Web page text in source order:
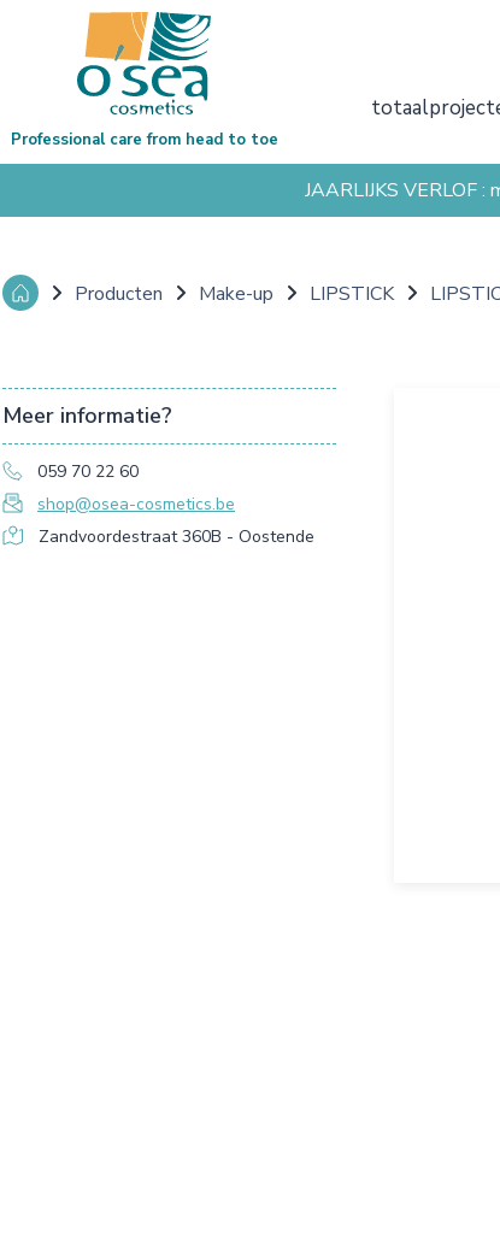
Professional care from head to toe
JAARLIJKS VERLOF
Producten Make-up LIPSTICK
Meer informatie?
059 70 22 60
shop@osea-cosmetics.be
Zandvoordestraat 360B - Oostende